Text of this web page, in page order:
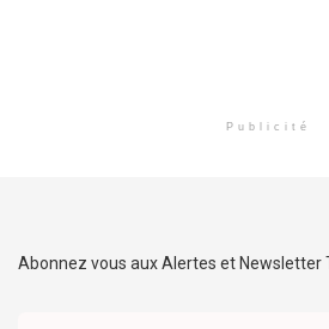
Publicité
Abonnez vous aux Alertes et Newsletter